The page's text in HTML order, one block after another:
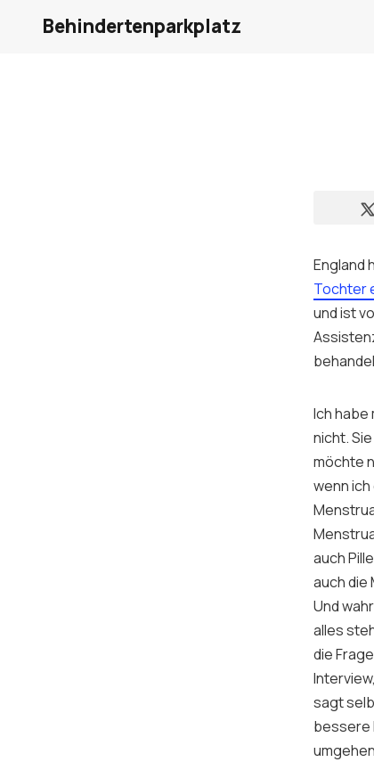
Behindertenparkplatz
England
Tochter
und ist
Ich
nicht.
möchte
wenn
auch
auch die
Und
alles
die
sagt
bessere